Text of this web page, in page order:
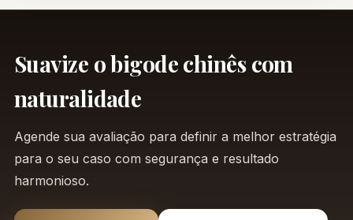
Suavize o bigode chinês com
naturalidade
Agende sua avaliação para definir a melhor estratégia
para o seu caso com segurança e resultado
harmonioso.